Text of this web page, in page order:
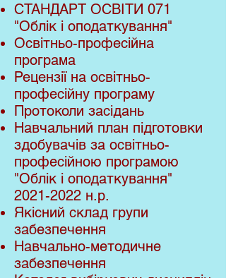
СТАНДАРТ ОСВІТИ 071
"Облік і оподаткування"
Освітньо-професійна
програма
Рецензії на освітньо-
професійну програму
Протоколи засідань
Навчальний план підготовки
здобувачів за освітньо-
професійною програмою
"Облік і оподаткування"
2021-2022 н.р.
Якісний склад групи
забезпечення
Навчально-методичне
забезпечення